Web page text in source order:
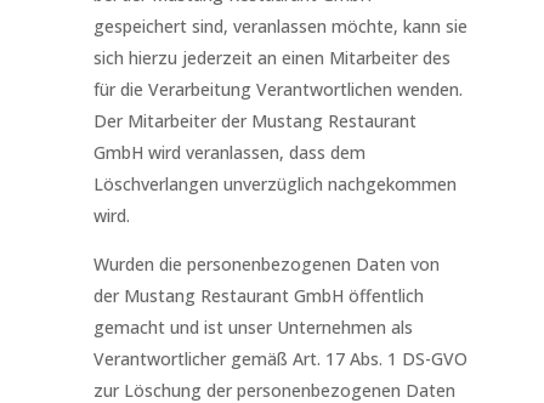
gespeichert sind, veranlassen möchte, kann sie
sich hierzu jederzeit an einen Mitarbeiter des
für die Verarbeitung Verantwortlichen wenden.
Der Mitarbeiter der Mustang Restaurant
GmbH wird veranlassen, dass dem
Löschverlangen unverzüglich nachgekommen
wird.
Wurden die personenbezogenen Daten von
der Mustang Restaurant GmbH öffentlich
gemacht und ist unser Unternehmen als
Verantwortlicher gemäß Art. 17 Abs. 1 DS-GVO
zur Löschung der personenbezogenen Daten